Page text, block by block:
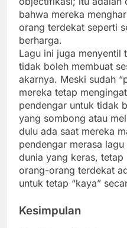
bahwa mereka
orang terdekat seperti
berharga.
Lagu ini juga menyentil
tidak boleh membuat
akarnya. Meski sudah
mereka tetap
pendengar untuk tidak
yang sombong atau
dulu ada saat mereka
pendengar merasa
dunia yang keras,
orang-orang terdekat
untuk tetap “kaya”
Kesimpulan